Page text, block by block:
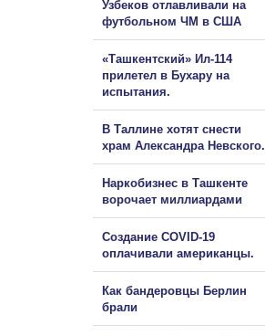
Узбеков отлавливали на
футбольном ЧМ в США
«Ташкентский» Ил-114
прилетел в Бухару на
испытания.
В Таллине хотят снести
храм Александра Невского.
Наркобизнес в Ташкенте
ворочает миллиардами
Создание COVID-19
оплачивали американцы.
Как бандеровцы Берлин
брали